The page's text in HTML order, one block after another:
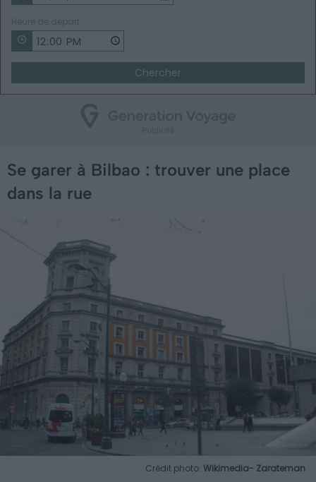
Chercher
Se garer à Bilbao : trouver une place
dans la rue
Crédit photo: Wikimedia- Zarateman